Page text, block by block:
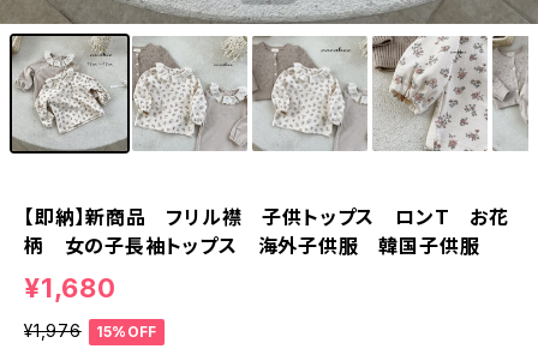
【即納】新商品 フリル襟 子供トップス ロンT お花
柄 女の子長袖トップス 海外子供服 韓国子供服
¥1,680
¥1,976 15%OFF